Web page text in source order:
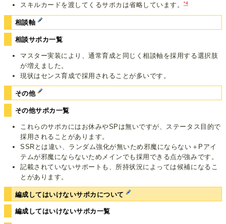
スキルカードを渡してくるサポカは省略しています。*4
相談軸
相談サポカ一覧
マスター実装により、通常育成と同じく相談軸を採用する選択肢
が増えました。
現状はセンス育成で採用されることが多いです。
その他
その他サポカ一覧
これらのサポカにはお休みやSPは無いですが、ステータス目的で
採用されることがあります。
SSRとは違い、ランダム強化が無いため邪魔にならない＋Pアイ
テムが邪魔にならないためメインでも採用できる点が強みです。
記載されていないサポートも、所持状況によっては候補になるこ
とがあります。
編成してはいけないサポカについて
編成してはいけないサポカ一覧